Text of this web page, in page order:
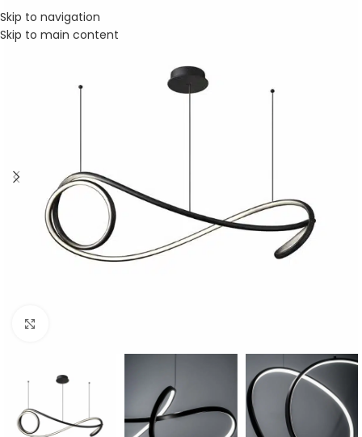
Skip to navigation
Skip to main content